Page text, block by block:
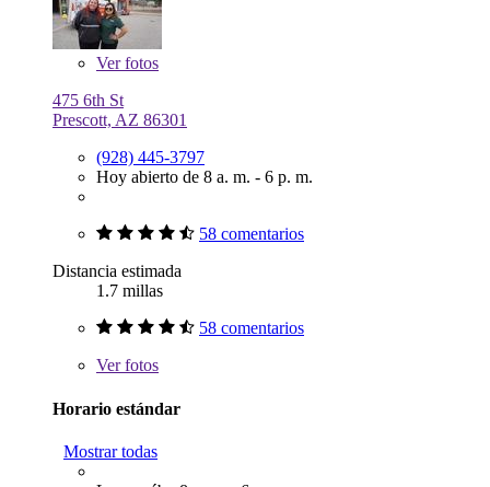
Verfotos
475 6th St
Prescott, AZ 86301
(928) 445-3797
Hoy abierto de 8 a. m. - 6 p. m.
58 comentarios
Distancia estimada
1.7 millas
58 comentarios
Verfotos
Horario estándar
Mostrar todas